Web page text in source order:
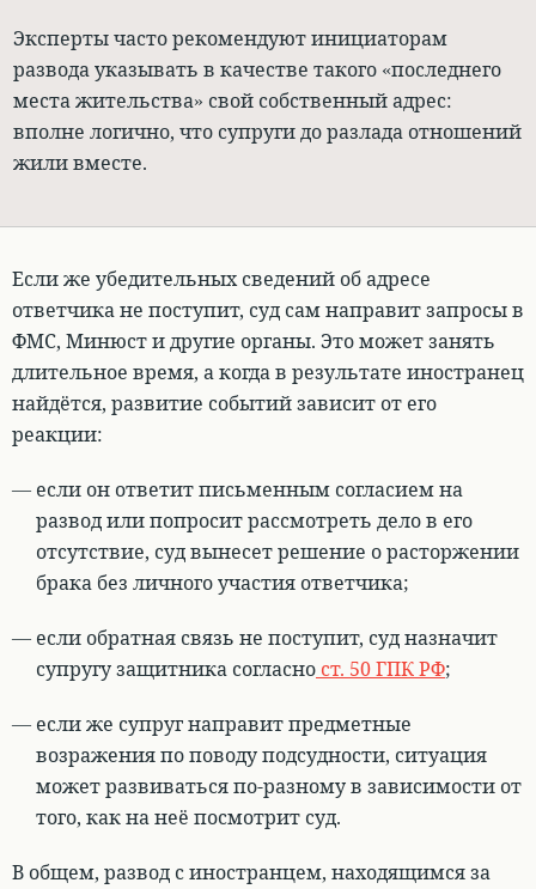
Эксперты часто рекомендуют инициаторам
развода указывать в качестве такого «последнего
места жительства» свой собственный адрес:
вполне логично, что супруги до разлада отношений
жили вместе.
Если же убедительных сведений об адресе
ответчика не поступит, суд сам направит запросы в
ФМС, Минюст и другие органы. Это может занять
длительное время, а когда в результате иностранец
найдётся, развитие событий зависит от его
реакции:
если он ответит письменным согласием на
развод или попросит рассмотреть дело в его
отсутствие, суд вынесет решение о расторжении
брака без личного участия ответчика;
если обратная связь не поступит, суд назначит
супругу защитника согласно ст. 50 ГПК РФ;
если же супруг направит предметные
возражения по поводу подсудности, ситуация
может развиваться по-разному в зависимости от
того, как на неё посмотрит суд.
В общем, развод с иностранцем, находящимся за